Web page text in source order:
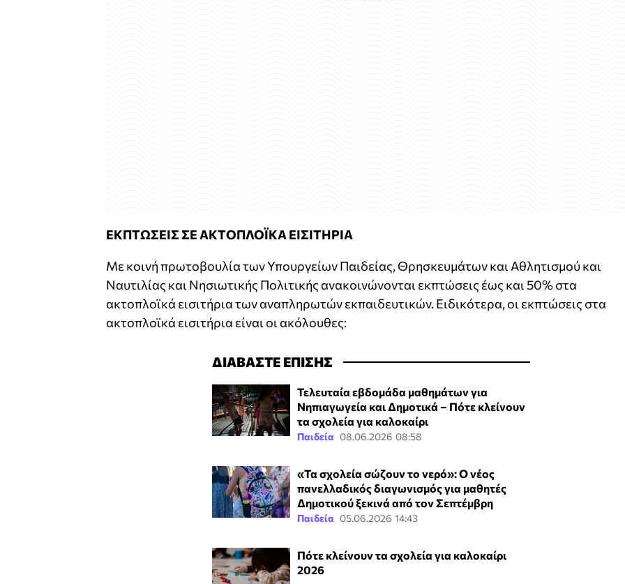
ΕΚΠΤΩΣΕΙΣ ΣΕ ΑΚΤΟΠΛΟΪΚΑ ΕΙΣΙΤΗΡΙΑ
Με κοινή πρωτοβουλία των Υπουργείων Παιδείας, Θρησκευμάτων και Αθλητισμού και
Ναυτιλίας και Νησιωτικής Πολιτικής ανακοινώνονται εκπτώσεις έως και 50% στα
ακτοπλοϊκά εισιτήρια των αναπληρωτών εκπαιδευτικών. Ειδικότερα, οι εκπτώσεις στα
ακτοπλοϊκά εισιτήρια είναι οι ακόλουθες:
ΔΙΑΒΑΣΤΕ ΕΠΙΣΗΣ
Τελευταία εβδομάδα μαθημάτων για
Νηπιαγωγεία και Δημοτικά – Πότε κλείνουν
τα σχολεία για καλοκαίρι
Παιδεία 08.06.2026 08:58
«Τα σχολεία σώζουν το νερό»: Ο νέος
πανελλαδικός διαγωνισμός για μαθητές
Δημοτικού ξεκινά από τον Σεπτέμβρη
Παιδεία 05.06.2026 14:43
Πότε κλείνουν τα σχολεία για καλοκαίρι
2026